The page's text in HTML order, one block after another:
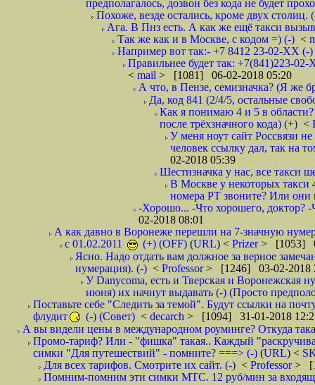
предполагалось, дозвон без кода не будет
Похоже, везде остались, кроме двух
Ага. В Пнз есть. А как же ещё такси
Так же как и в Москве, с кодом =) (-) <
Например вот так:- +7 8412 23-02-ХХ (-
Правильнее будет так: +7(841)223-
< mail > [1081] 06-02-2018 05:20
А что, в Пензе, семизначка? (Я же
Да, код 841 (2/4/5, остальные
Как я понимаю 4 и 5 в
после трёхзначного кода) (+) <
У меня ноут сайт Россвязи
человек ссылку дал, так на
02-2018 05:39
Шестизначка у нас, все такси
В Москве у некоторых такси
номера РТ звоните? Или они
-Хорошо... -Что хорошего, доктор?
02-2018 08:01
А как давно в Воронеже перешли на 7-значную
с 01.02.2011
(+) (OFF) (URL) < Prizer> [1053]
Ясно. Надо отдать вам должное за верное
нумерация). (-) < Professor> [1246] 03-02-2018
У Danycoma, есть и Тверская и Воронежская
июня) их начнут выдавать (-) (Просто
Поставьте себе "Следить за темой". Будут ссылки на
флудит
(-) (Совет) < decarch > [1094] 31-01-2018
А вы видели цены в международном роуминге? Откуда
Промо-тариф? Или - "фишка" такая.. Каждый
симки "Для путешествий" - помните? ===> (-) (URL) <
Для всех тарифов. Смотрите их сайт. (-) < Professor>
Помним-помним эти симки МТС. 12 руб/мин за